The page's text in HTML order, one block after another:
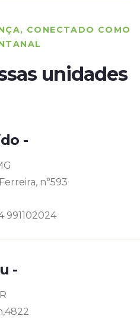
CONECTADO COMO
unidades
-
n°593
991102024
-